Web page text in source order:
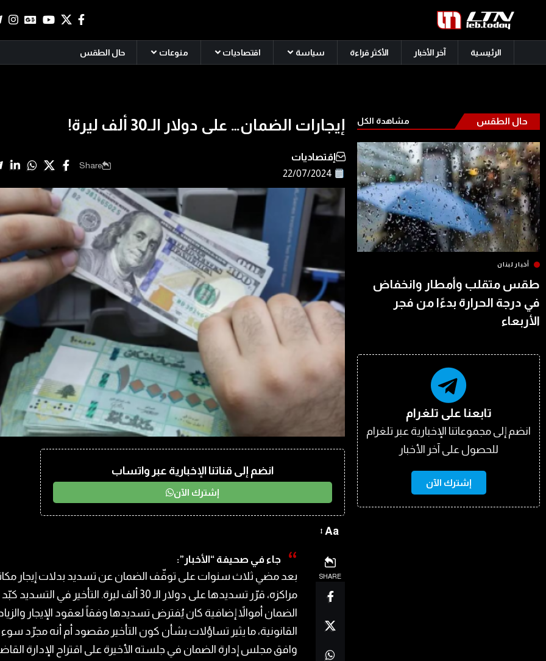
الرئيسية آخر الأخبار الأكثر قراءة سياسة اقتصاديات منوعات حال الطقس
حال الطقس مشاهدة الكل
أخبار لبنان
طقس متقلب وأمطار وانخفاض
في درجة الحرارة بدءًا من فجر
الأربعاء
تابعنا على تلغرام
انضم إلى مجموعاتنا الإخبارية عبر تلغرام
للحصول على آخر الأخبار
إشترك الآن
إيجارات الضمان… على دولار الـ30 ألف ليرة!
إقتصاديات
Share
انضم إلى قناتنا الإخبارية عبر واتساب
إشترك الآن
Aa
SHARE
جاء في صحيفة “الأخبار”:
بعد مضي ثلاث سنوات على توقّف الضمان عن تسديد بدلات إيجار
مراكزه، قرّر تسديدها على دولار الـ 30 ألف ليرة. التأخير في التسديد كبّد
الضمان أموالاً إضافية كان يُفترض تسديدها وفقاً لعقود الإيجار
القانونية، ما يثير تساؤلات بشأن كون التأخير مقصود أم أنه مجرّد سوء
وافق مجلس إدارة الضمان في جلسته الأخيرة على اقتراح الإدارة